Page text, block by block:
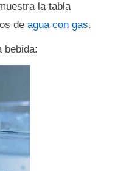
la tabla
de agua con gas.
bebida: